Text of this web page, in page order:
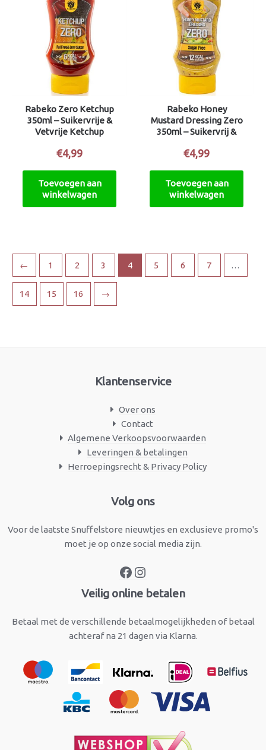
Rabeko Zero Ketchup
350ml – Suikervrije &
Vetvrije Ketchup
€4,99
Toevoegen aan
winkelwagen
Rabeko Honey
Mustard Dressing Zero
350ml – Suikervrij &
€4,99
Toevoegen aan
winkelwagen
← 1 2 3 4 5 6 7 …
14 15 16 →
Klantenservice
Over ons
Contact
Algemene Verkoopsvoorwaarden
Leveringen & betalingen
Herroepingsrecht & Privacy Policy
Volg ons
Voor de laatste Snuffelstore nieuwtjes en exclusieve promo's
moet je op onze social media zijn.
Facebook
Veilig online betalen
Betaal met de verschillende betaalmogelijkheden of betaal
achteraf na 21 dagen via Klarna.